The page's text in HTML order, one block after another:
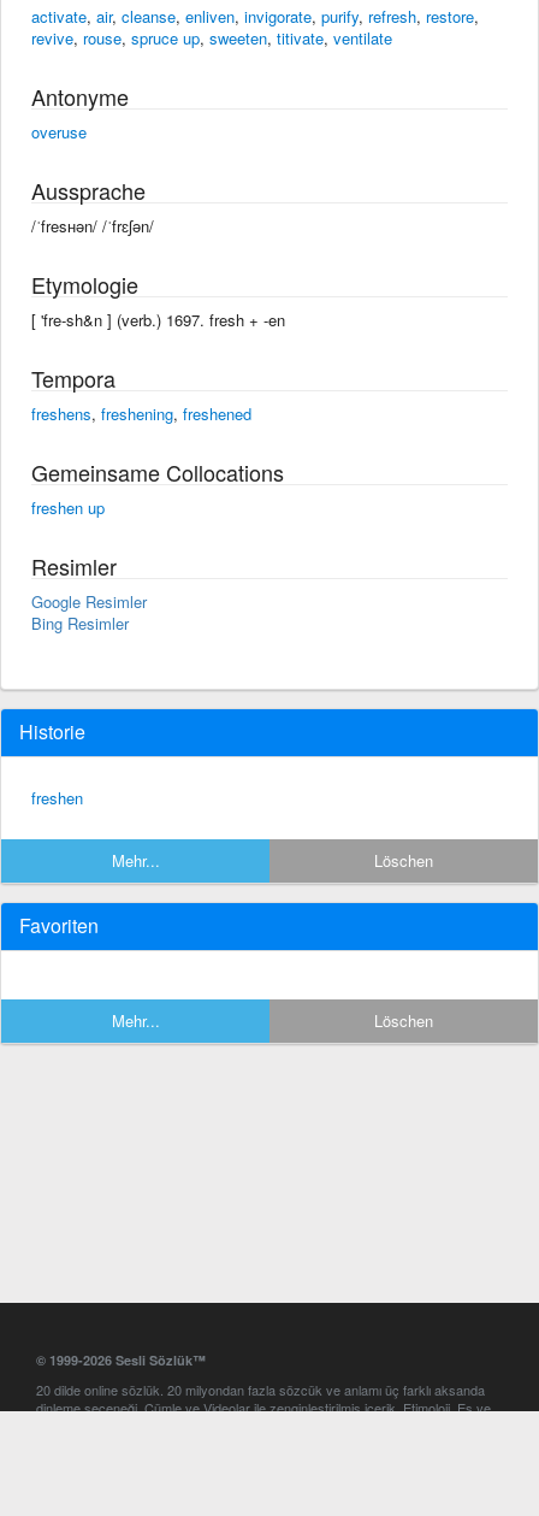
activate, air, cleanse, enliven, invigorate, purify, refresh, restore,
revive, rouse, spruce up, sweeten, titivate, ventilate
Antonyme
overuse
Aussprache
/ˈfresʜən/ /ˈfrɛʃən/
Etymologie
[ 'fre-sh&n ] (verb.) 1697. fresh +‎ -en
Tempora
freshens, freshening, freshened
Gemeinsame Collocations
freshen up
Resimler
Google Resimler
Bing Resimler
Historie
freshen
Mehr... Löschen
Favoriten
Mehr... Löschen
© 1999-2026 Sesli Sözlük™
20 dilde online sözlük. 20 milyondan fazla sözcük ve anlamı üç farklı aksanda
dinleme seçeneği. Cümle ve Videolar ile zenginleştirilmiş içerik. Etimoloji, Eş ve